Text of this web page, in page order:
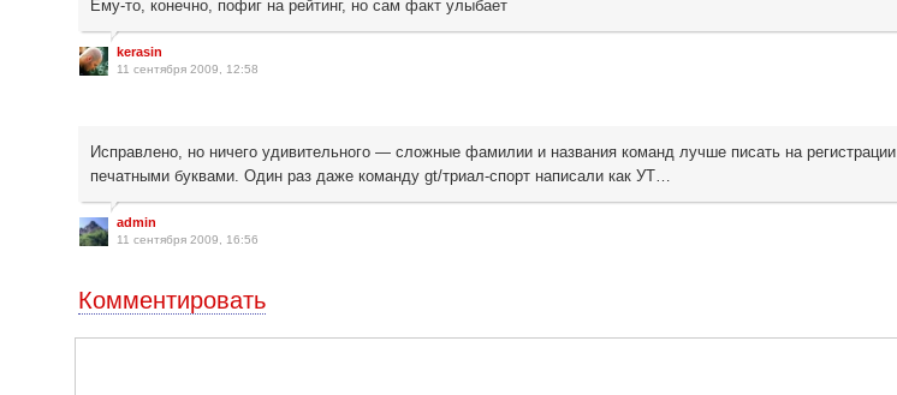
Ему-то, конечно, пофиг на рейтинг, но сам факт улыбает
kerasin
11 сентября 2009, 12:58
Исправлено, но ничего удивительного — сложные фамилии и названия команд лучше писать на регистрации
печатными буквами. Один раз даже команду gt/триал-спорт написали как УТ…
admin
11 сентября 2009, 16:56
Комментировать